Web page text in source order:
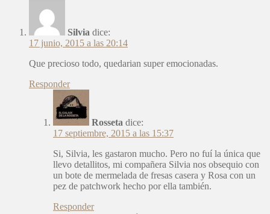
Silvia dice:
17 junio, 2015 a las 20:14
Que precioso todo, quedarian super emocionadas.
Responder
Rosseta dice:
17 septiembre, 2015 a las 15:37
Si, Silvia, les gastaron mucho. Pero no fuí la única que
llevo detallitos, mi compañera Silvia nos obsequio con
un bote de mermelada de fresas casera y Rosa con un
pez de patchwork hecho por ella también.
Responder